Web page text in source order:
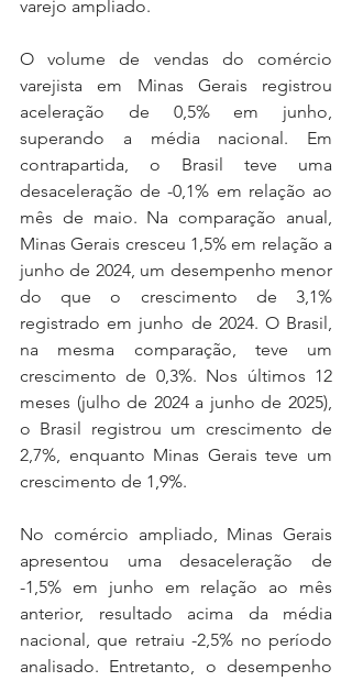
varejo ampliado.
O volume de vendas do comércio
varejista em Minas Gerais registrou
aceleração de 0,5% em junho,
superando a média nacional. Em
contrapartida, o Brasil teve uma
desaceleração de -0,1% em relação ao
mês de maio. Na comparação anual,
Minas Gerais cresceu 1,5% em relação a
junho de 2024, um desempenho menor
do que o crescimento de 3,1%
registrado em junho de 2024. O Brasil,
na mesma comparação, teve um
crescimento de 0,3%. Nos últimos 12
meses (julho de 2024 a junho de 2025),
o Brasil registrou um crescimento de
2,7%, enquanto Minas Gerais teve um
crescimento de 1,9%.
No comércio ampliado, Minas Gerais
apresentou uma desaceleração de
-1,5% em junho em relação ao mês
anterior, resultado acima da média
nacional, que retraiu -2,5% no período
analisado. Entretanto, o desempenho